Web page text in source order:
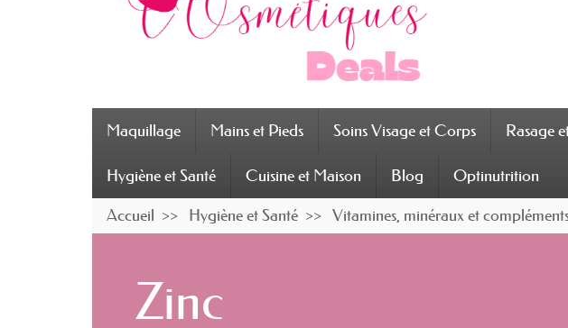
Maquillage Mains et Pieds Soins Visage et Corps Rasage
Hygiène et Santé Cuisine et Maison Blog Optinutrition
Accueil Hygiène et Santé Vitamines, minéraux et
Zinc